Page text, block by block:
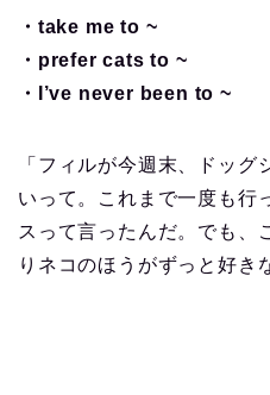
・take me to ~
・prefer cats to ~
・I’ve never been to ~
「フィルが今週末、ドッグ
いって。これまで一度も行
スって言ったんだ。でも、
りネコのほうがずっと好き